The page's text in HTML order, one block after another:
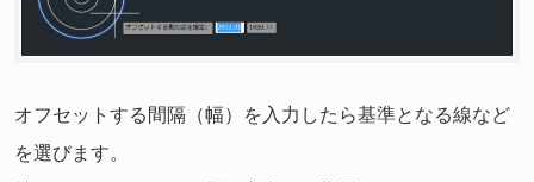
オフセットする間隔（幅）を入力したら基準となる線など
を選びます。